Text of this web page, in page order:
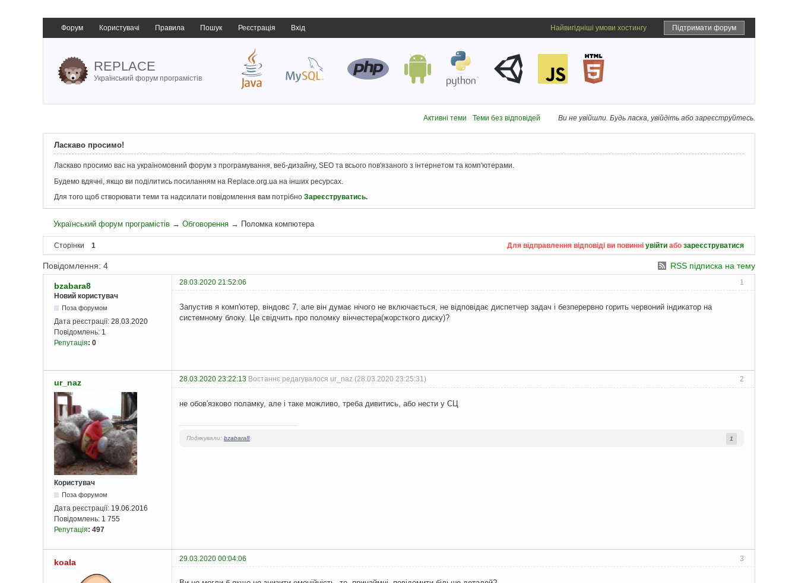
Форум Користувачі Правила Пошук Реєстрація Вхід Підтримати форум
Найвигідніші умови хостингу
REPLACE
Український форум програмістів
Ви не увійшли. Будь ласка, увійдіть або зареєструйтесь.
Активні теми Теми без відповідей
Ласкаво просимо!
Ласкаво просимо вас на україномовний форум з програмування, веб-дизайну, SEO та всього пов'язаного з інтернетом та комп'ютерами.
Будемо вдячні, якщо ви поділитись посиланням на Replace.org.ua на інших ресурсах.
Для того щоб створювати теми та надсилати повідомлення вам потрібно Зареєструватись.
Український форум програмістів →Обговорення → Поломка компютера
Сторінки 1 Для відправлення відповіді ви повинні увійти або зареєструватися
RSS підписка на тему
Повідомлення: 4
1
bzabara8
28.03.2020 21:52:06
Новий користувач
Поза форумом
Дата реєстрації: 28.03.2020
Повідомлень: 1
Репутація: 0
Запустив я комп'ютер, віндовс 7, але він думає нічого не включається, не відповідає диспетчер задач і безперервно горить червоний індикатор на
системному блоку. Це свідчить про поломку вінчестера(жорсткого диску)?
2
ur_naz 28.03.2020 23:22:13 Востаннє редагувалося ur_naz (28.03.2020 23:25:31)
Користувач
Поза форумом
Дата реєстрації: 19.06.2016
Повідомлень: 1 755
Репутація: 497
не обов'язково поламку, але і таке можливо, треба дивитись, або нести у СЦ
Подякували: bzabara8 1
3
koala 29.03.2020 00:04:06